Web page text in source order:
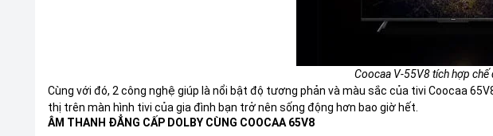
Coocaa V-55V8 tích hợp
Cùng với đó, 2 công nghệ giúp là nổi bật độ tương phản và màu sắc của tivi Coocaa
thị trên màn hình tivi của gia đình bạn trở nên sống động hơn bao giờ hết.
ÂM THANH ĐẲNG CẤP DOLBY CÙNG COOCAA 65V8